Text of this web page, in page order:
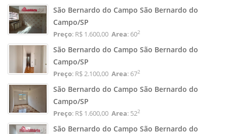
São Bernardo do Campo São Bernardo do
Campo/SP
Preço: R$ 1.600,00 Area: 602
São Bernardo do Campo São Bernardo do
Campo/SP
Preço: R$ 2.100,00 Area: 672
São Bernardo do Campo São Bernardo do
Campo/SP
Preço: R$ 1.600,00 Area: 522
São Bernardo do Campo São Bernardo do